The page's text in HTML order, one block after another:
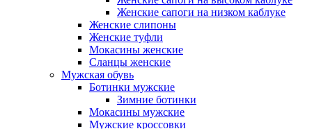
Женские сапоги на низком каблуке
Женские слипоны
Женские туфли
Мокасины женские
Сланцы женские
Мужская обувь
Ботинки мужские
Зимние ботинки
Мокасины мужские
Мужские кроссовки